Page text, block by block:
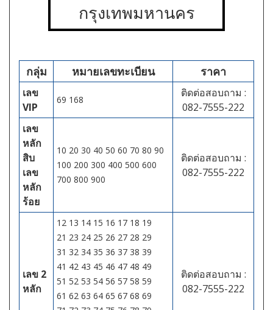
กรุงเทพมหานคร
กลุ่ม หมายเลขทะเบียน ราคา
เลข
VIP
69 168
ติดต่อสอบถาม :
082-7555-222
เลข
หลัก
สิบ
เลข
หลัก
ร้อย
10 20 30 40 50 60 70 80 90
100 200 300 400 500 600
700 800 900
ติดต่อสอบถาม :
082-7555-222
เลข 2
หลัก
12 13 14 15 16 17 18 19
21 23 24 25 26 27 28 29
31 32 34 35 36 37 38 39
41 42 43 45 46 47 48 49
51 52 53 54 56 57 58 59
61 62 63 64 65 67 68 69
ติดต่อสอบถาม :
082-7555-222